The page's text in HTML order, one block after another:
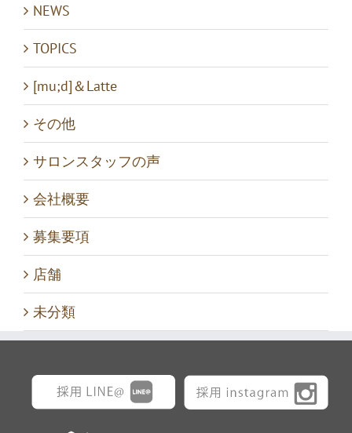
NEWS
TOPICS
[mu;d]＆Latte
その他
サロンスタッフの声
会社概要
募集要項
店舗
未分類